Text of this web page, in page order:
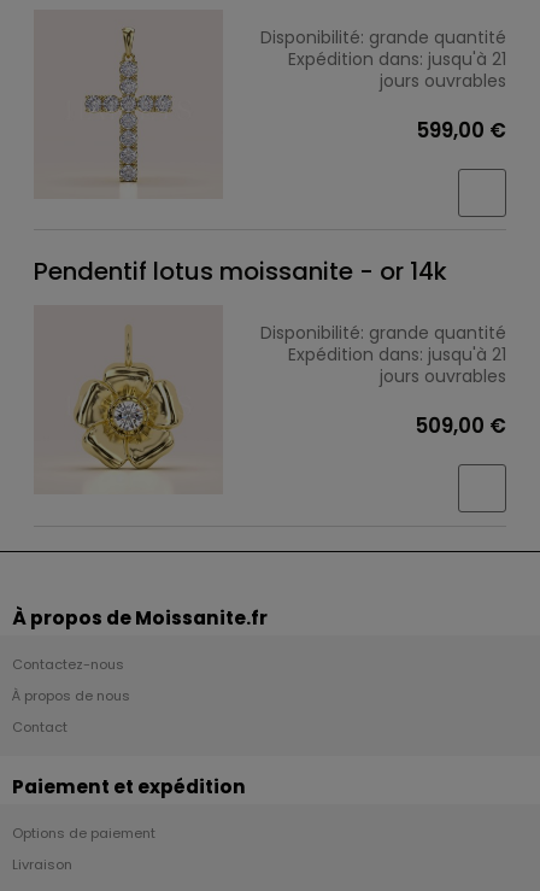
Disponibilité: grande quantité
Expédition dans: jusqu'à 21
jours ouvrables
599,00 €
Pendentif lotus moissanite - or 14k
Disponibilité: grande quantité
Expédition dans: jusqu'à 21
jours ouvrables
509,00 €
À propos de Moissanite.fr
Contactez-nous
À propos de nous
Contact
Paiement et expédition
Options de paiement
Livraison